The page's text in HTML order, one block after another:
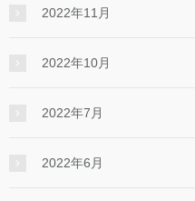
2022年11月
2022年10月
2022年7月
2022年6月